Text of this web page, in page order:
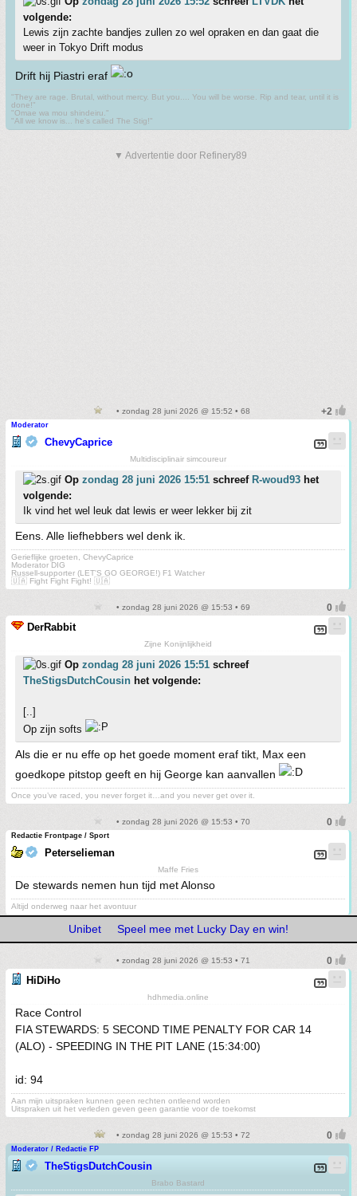
volgende:
Lewis zijn zachte bandjes zullen zo wel opraken en dan gaat die
weer in Tokyo Drift modus
Drift hij Piastri eraf
"They are rage. Brutal, without mercy. But you.... You will be worse. Rip and tear, until it is
done!"
"Omae wa mou shindeiru."
"All we know is... he's called The Stig!"
▼ Advertentie door Refinery89
• zondag 28 juni 2026 @ 15:52 • 68
Moderator
ChevyCaprice
Multidisciplinair simcoureur
Op zondag 28 juni 2026 15:51 schreef R-woud93 het
volgende:
Ik vind het wel leuk dat lewis er weer lekker bij zit
Eens. Alle liefhebbers wel denk ik.
Gerieflijke groeten, ChevyCaprice
Moderator DIG
Russell-supporter (LET'S GO GEORGE!) F1 Watcher
🇺🇦 Fight Fight Fight! 🇺🇦
• zondag 28 juni 2026 @ 15:53 • 69
DerRabbit
Zijne Konijnlijkheid
Op zondag 28 juni 2026 15:51 schreef
TheStigsDutchCousin het volgende:
[..]
Op zijn softs
Als die er nu effe op het goede moment eraf tikt, Max een
goedkope pitstop geeft en hij George kan aanvallen
Once you’ve raced, you never forget it…and you never get over it.
• zondag 28 juni 2026 @ 15:53 • 70
Redactie Frontpage / Sport
Peterselieman
Maffe Fries
De stewards nemen hun tijd met Alonso
Altijd onderweg naar het avontuur
Unibet Speel mee met Lucky Day en win!
• zondag 28 juni 2026 @ 15:53 • 71
HiDiHo
hdhmedia.online
Race Control
FIA STEWARDS: 5 SECOND TIME PENALTY FOR CAR 14
(ALO) - SPEEDING IN THE PIT LANE (15:34:00)
id: 94
Aan mijn uitspraken kunnen geen rechten ontleend worden
Uitspraken uit het verleden geven geen garantie voor de toekomst
• zondag 28 juni 2026 @ 15:53 • 72
Moderator / Redactie FP
TheStigsDutchCousin
Brabo Bastard